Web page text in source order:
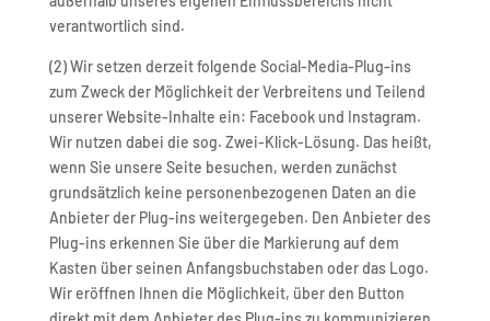
verantwortlich sind.
(2) Wir setzen derzeit folgende Social-Media-Plug-ins
zum Zweck der Möglichkeit der Verbreitens und Teilend
unserer Website-Inhalte ein: Facebook und Instagram.
Wir nutzen dabei die sog. Zwei-Klick-Lösung. Das heißt,
wenn Sie unsere Seite besuchen, werden zunächst
grundsätzlich keine personenbezogenen Daten an die
Anbieter der Plug-ins weitergegeben. Den Anbieter des
Plug-ins erkennen Sie über die Markierung auf dem
Kasten über seinen Anfangsbuchstaben oder das Logo.
Wir eröffnen Ihnen die Möglichkeit, über den Button